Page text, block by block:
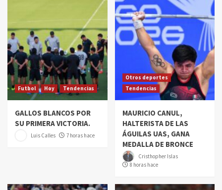
Futbol Hoy Tendencias
GALLOS BLANCOS POR
SU PRIMERA VICTORIA.
Luis Calles 7 horas hace
Otros deportes
Tendencias
MAURICIO CANUL,
HALTERISTA DE LAS
ÁGUILAS UAS, GANA
MEDALLA DE BRONCE
Cristhopher Islas
8 horas hace